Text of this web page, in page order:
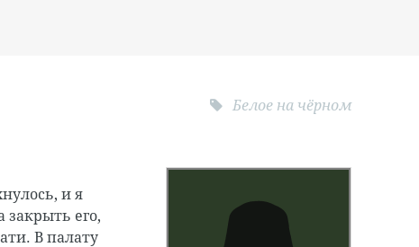
Белое на чёрном
и я
его,
В палату